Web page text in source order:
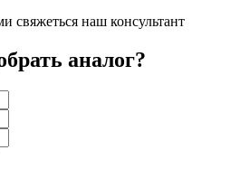
свяжеться наш консультант
аналог?